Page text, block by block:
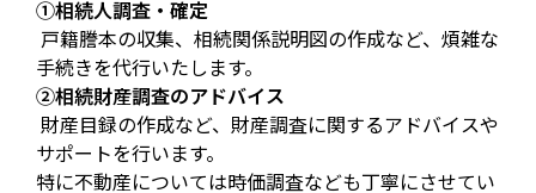
①相続人調査・確定
戸籍謄本の収集、相続関係説明図の作成など、煩雑な
手続きを代行いたします。
②相続財産調査のアドバイス
財産目録の作成など、財産調査に関するアドバイスや
サポートを行います。
特に不動産については時価調査なども丁寧にさせてい